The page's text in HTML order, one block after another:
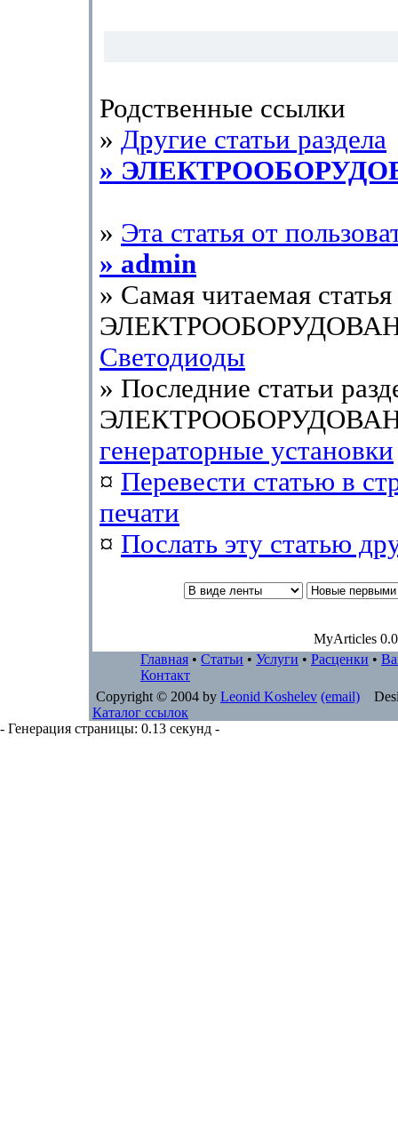
Родственные ссылки
» Другие статьи раздела
»
» Эта статья от
» admin
» Самая читаемая статья
Светодиоды
» Последние статьи
генераторные установки
¤ Перевести статью в
печати
¤ Послать эту cтатью
MyArticles
Главная • Статьи • Услуги • Расценки •
Контакт
Copyright © 2004 by Leonid Koshelev (email)
Каталог ссылок
- Генерация страницы: 0.13 секунд -